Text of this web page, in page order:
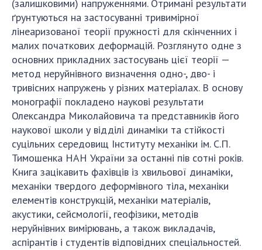
(залишковими) напруженнями. Отримані результати
ґрунтуються на застосуванні тривимірної
лінеаризованої теорії пружності для скінченних і
малих початкових деформацій. Розглянуто одне з
основних прикладних застосувань цієї теорії —
метод неруйнівного визначення одно-, дво- і
тривісних напружень у різних матеріалах. В основу
монографії покладено наукові результати
Олександра Миколайовича та представників його
наукової школи у відділі динаміки та стійкості
суцільних середовищ Інституту механіки ім. С.П.
Тимошенка НАН України за останні пів сотні років.
Книга зацікавить фахівців із хвильової динаміки,
механіки твердого деформівного тіла, механіки
елементів конструкцій, механіки матеріалів,
акустики, сейсмології, геофізики, методів
неруйнівних вимірювань, а також викладачів,
аспірантів і студентів відповідних спеціальностей.